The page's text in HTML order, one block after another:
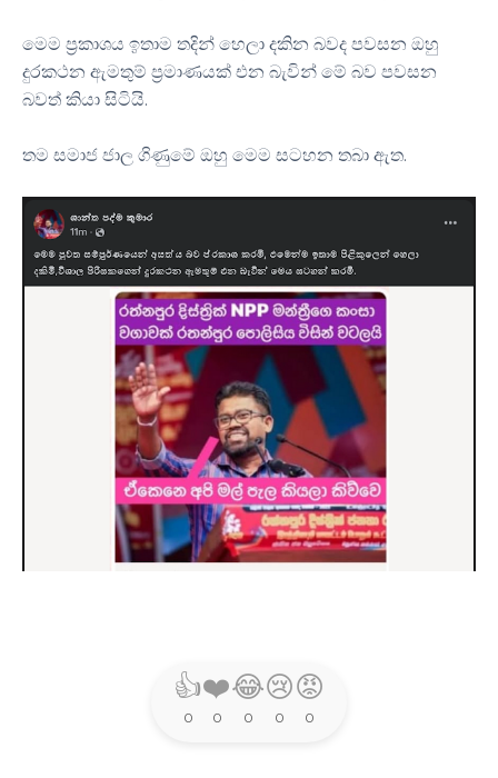
මෙම ප්‍රකාශය ඉතාම තදින් හෙලා දකින බවද පවසන ඔහු
දුරකථන ඇමතුම් ප්‍රමාණයක් එන බැවින් මේ බව පවසන
බවත් කියා සිටියි.
තම සමාජ ජාල ගිණුමේ ඔහු මෙම සටහන තබා ඇත.
👍
0
❤️
0
😂
0
😢
0
😡
0